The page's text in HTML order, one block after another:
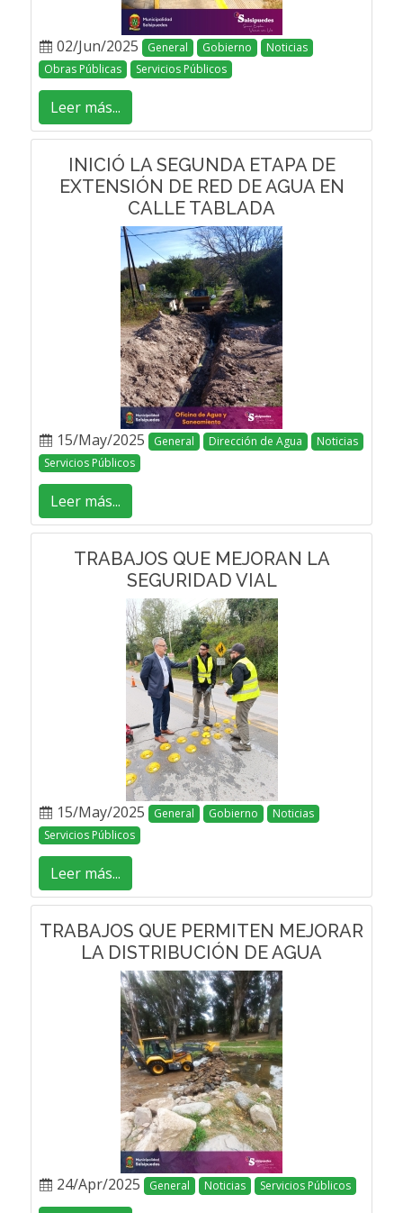
02/Jun/2025 General Gobierno
Noticias
Obras Públicas
Servicios Públicos
Leer más...
INICIÓ LA SEGUNDA ETAPA DE
EXTENSIÓN DE RED DE AGUA EN
CALLE TABLADA
15/May/2025 General Dirección de Agua
Noticias
Servicios Públicos
Leer más...
TRABAJOS QUE MEJORAN LA
SEGURIDAD VIAL
15/May/2025 General Gobierno
Noticias
Servicios Públicos
Leer más...
TRABAJOS QUE PERMITEN MEJORAR
LA DISTRIBUCIÓN DE AGUA
24/Apr/2025 General Noticias Servicios Públicos